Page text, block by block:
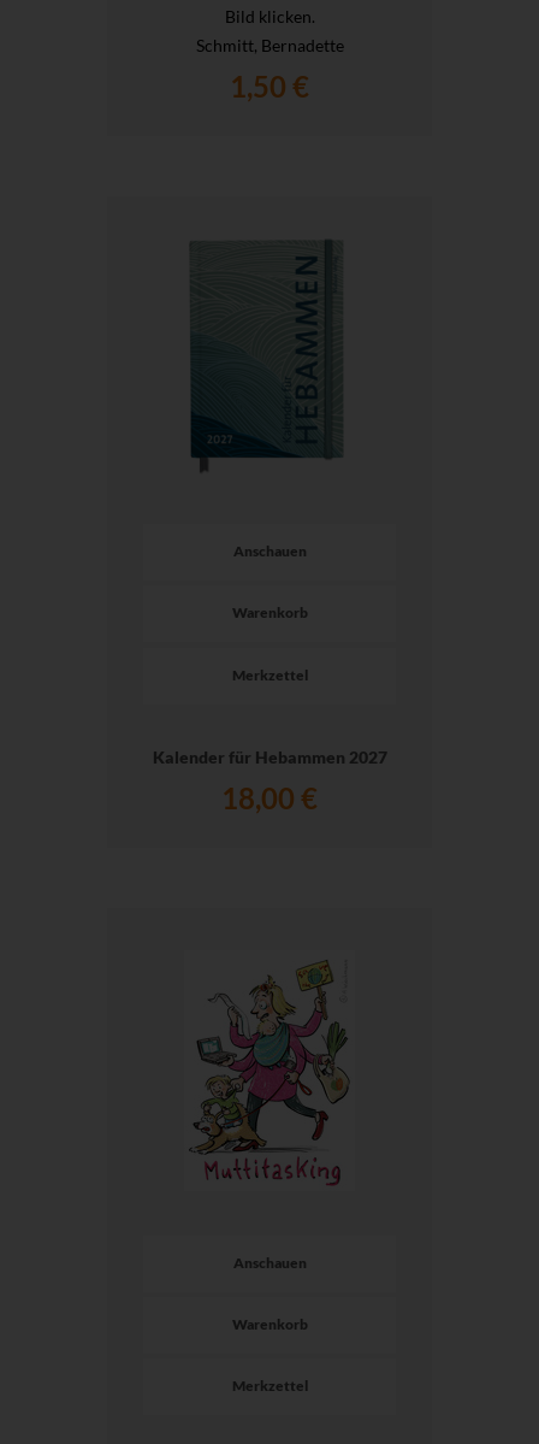
Bild klicken.
Schmitt, Bernadette
1,50 €
Anschauen
Warenkorb
Merkzettel
Kalender für Hebammen 2027
18,00 €
Anschauen
Warenkorb
Merkzettel